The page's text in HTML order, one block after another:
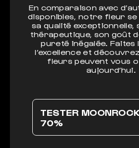
En comparaison avec
disponibles, notre fleur
sa qualité exceptionnelle,
thérapeutique, son goût
pureté inégalée. Faites
l’excellence et
fleurs peuvent vous
aujourd’hui.
TESTER
70%